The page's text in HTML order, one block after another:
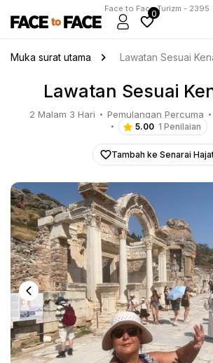
Face to Face Turizm - 2395
0
Muka surat utama Lawatan Sesuai
Lawatan Sesuai
2 Malam 3 Hari Pemulangan Percuma
5.00 1 Penilaian
Tambah ke Senarai